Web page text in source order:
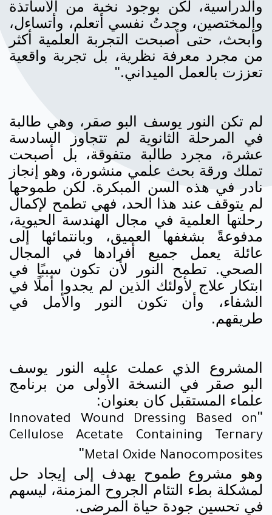
والدراسية، لكن بوجود نخبة من الأساتذة
والمختصين، وجدتُ نفسي أتعلم، وأتساءل،
وأبحث، حتى أصبحت التجربة العلمية أكثر
من مجرد معرفة نظرية، بل تجربة واقعية
تعززت بالعمل الميداني."
لم تكن النور يوسف البو صقر، وهي طالبة
في المرحلة الثانوية لم تتجاوز السادسة
عشرة، مجرد طالبة متفوقة، بل أصبحت
تملك ورقة بحث علمي منشورة، وهو إنجاز
نادر في هذه السن المبكرة. لكن طموحها
لم يتوقف عند هذا الحد، فهي تطمح لإكمال
رحلتها العلمية في مجال الهندسة الحيوية،
مدفوعةً بشغفها العميق، وبانتمائها إلى
عائلة يعمل جميع أفرادها في المجال
الصحي. تطمح النور لأن تكون سببًا في
ابتكار علاج لأولئك الذين لم يجدوا أملًا في
الشفاء، وأن تكون النور والأمل في
طريقهم.
المشروع الذي عملت عليه النور يوسف
البو صقر في النسخة الأولى من برنامج
علماء المستقبل كان بعنوان:
"
Innovated Wound Dressing Based on
Cellulose Acetate Containing Ternary
Metal Oxide Nanocomposites
"
وهو مشروع طموح يهدف إلى إيجاد حل
لمشكلة بطء التئام الجروح المزمنة، ليسهم
في تحسين جودة حياة المرضى.